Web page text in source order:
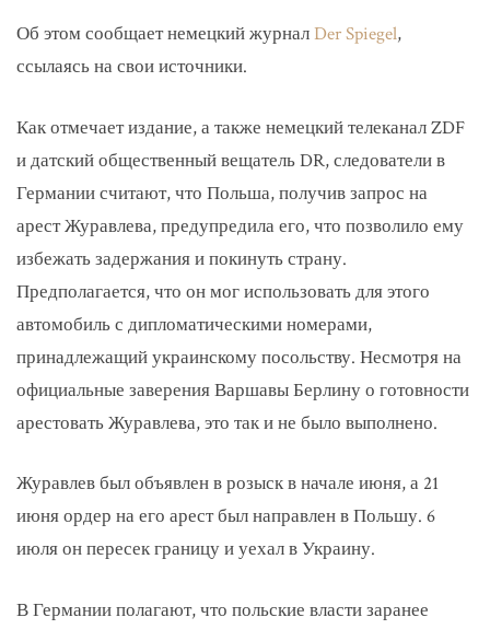
Об этом сообщает немецкий журналDer Spiegel,
ссылаясь на свои источники.
Как отмечает издание, а также немецкий телеканал ZDF
и датский общественный вещатель DR, следователи в
Германии считают, что Польша, получив запрос на
арест Журавлева, предупредила его, что позволило ему
избежать задержания и покинуть страну.
Предполагается, что он мог использовать для этого
автомобиль с дипломатическими номерами,
принадлежащий украинскому посольству. Несмотря на
официальные заверения Варшавы Берлину о готовности
арестовать Журавлева, это так и не было выполнено.
Журавлев был объявлен в розыск в начале июня, а 21
июня ордер на его арест был направлен в Польшу. 6
июля он пересек границу и уехал в Украину.
В Германии полагают, что польские власти заранее